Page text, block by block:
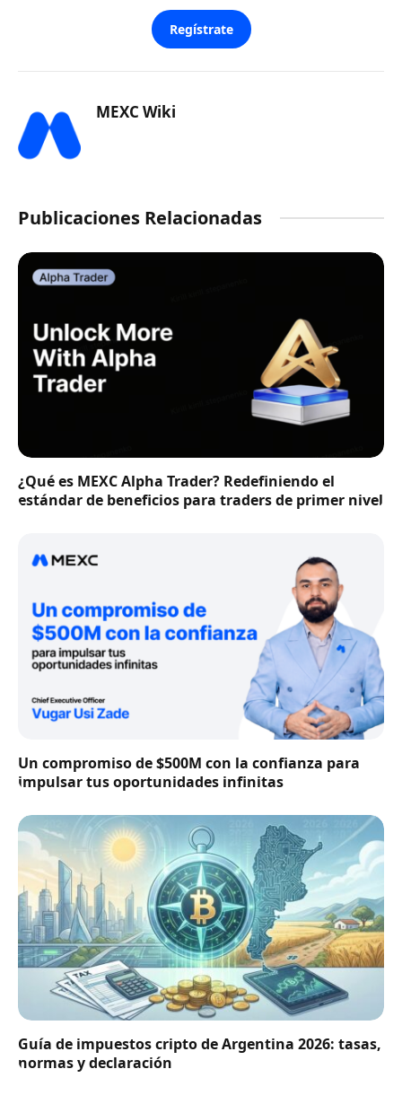
Regístrate
MEXC Wiki
Publicaciones Relacionadas
¿Qué es MEXC Alpha Trader? Redefiniendo el
estándar de beneficios para traders de primer nivel
Un compromiso de $500M con la confianza para
impulsar tus oportunidades infinitas
Guía de impuestos cripto de Argentina 2026: tasas,
normas y declaración